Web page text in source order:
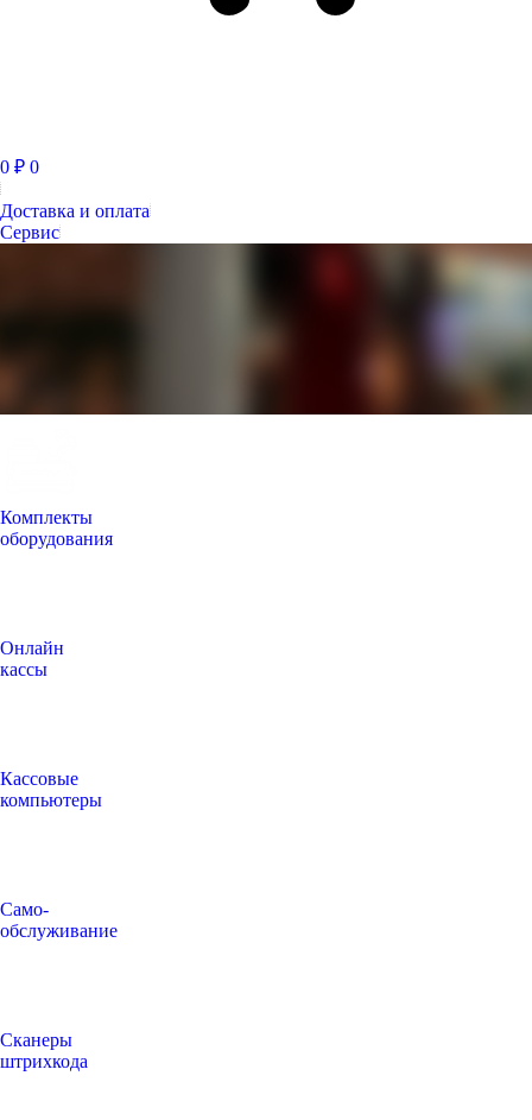
0 ₽ 0
Доставка и оплата
Сервис
Комплекты
оборудования
Онлайн
кассы
Кассовые
компьютеры
Само-
обслуживание
Сканеры
штрихкода